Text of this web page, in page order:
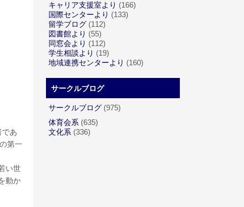
であ
第一
い世
動か
キャリア支援室より (166)
国際センターより (133)
留学ブログ (112)
図書館より (55)
同窓会より (112)
学生相談より (19)
地域連携センターより (160)
サークルブログ
サークルブログ (975)
体育会系 (635)
文化系 (336)